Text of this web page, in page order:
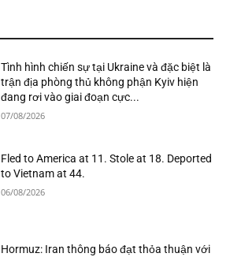
Tình hình chiến sự tại Ukraine và đặc biệt là
trận địa phòng thủ không phận Kyiv hiện
đang rơi vào giai đoạn cực...
07/08/2026
Fled to America at 11. Stole at 18. Deported
to Vietnam at 44.
06/08/2026
Hormuz: Iran thông báo đạt thỏa thuận với